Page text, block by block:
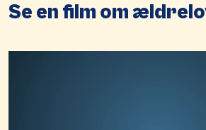
Se en film om